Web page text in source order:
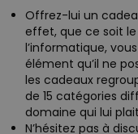
Offrez-lui un
effet, que ce soit
l’informatique,
élément qu’il ne
les cadeaux
de 15 catégories
domaine qui lui
N’hésitez pas à